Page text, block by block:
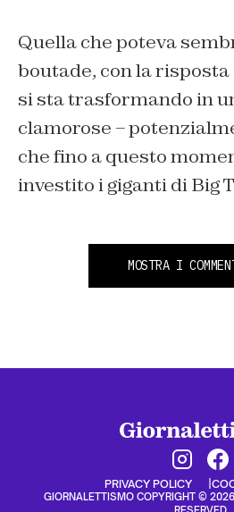
Quella che poteva
boutade, con la
si sta trasformando in
clamorose –
che fino a questo
investito i giganti di Big
MOSTRA I
PRIVACY POLICY
GIORNALETTISMO COPYRIGHT ©